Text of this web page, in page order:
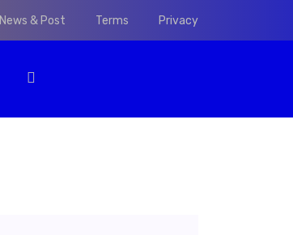
News & Post Terms Privacy